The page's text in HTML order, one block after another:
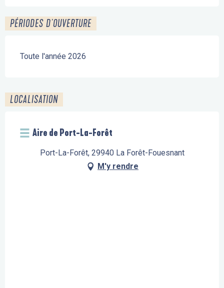
PÉRIODES D'OUVERTURE
Toute l'année 2026
LOCALISATION
Aire de Port-La-Forêt
Port-La-Forêt, 29940 La Forêt-Fouesnant
M'y rendre